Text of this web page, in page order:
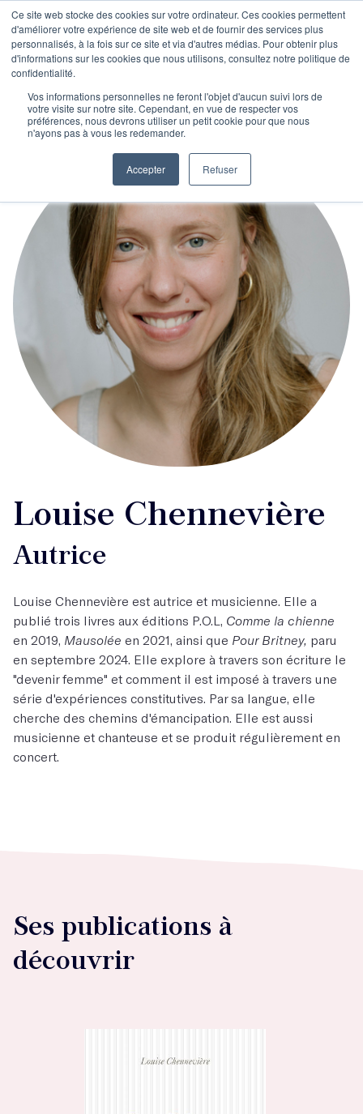
Ce site web stocke des cookies sur votre ordinateur. Ces cookies permettent
d'améliorer votre expérience de site web et de fournir des services plus
personnalisés, à la fois sur ce site et via d'autres médias. Pour obtenir plus
d'informations sur les cookies que nous utilisons, consultez notre politique de
confidentialité.
Vos informations personnelles ne feront l'objet d'aucun suivi lors de
votre visite sur notre site. Cependant, en vue de respecter vos
préférences, nous devrons utiliser un petit cookie pour que nous
n'ayons pas à vous les redemander.
Accepter Refuser
Louise Chennevière
Autrice
Louise Chennevière est autrice et musicienne. Elle a
publié trois livres aux éditions P.O.L, Comme la chienne
en 2019, Mausolée en 2021, ainsi que Pour Britney, paru
en septembre 2024. Elle explore à travers son écriture le
"devenir femme" et comment il est imposé à travers une
série d'expériences constitutives. Par sa langue, elle
cherche des chemins d'émancipation. Elle est aussi
musicienne et chanteuse et se produit régulièrement en
concert.
Ses publications à
découvrir